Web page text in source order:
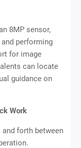
8MP sensor,
performing
for image
can locate
guidance on
Work
forth between